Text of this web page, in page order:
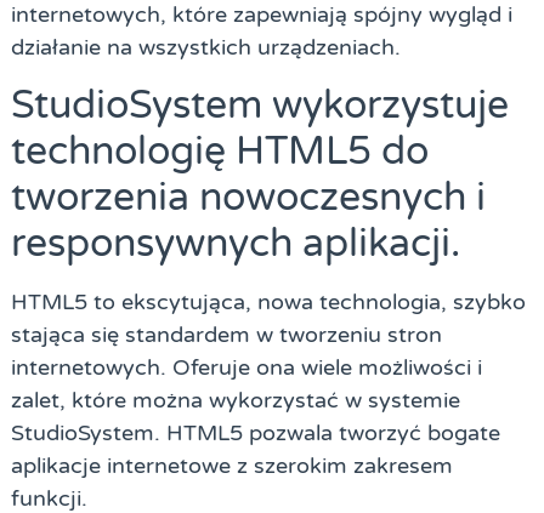
internetowych, które zapewniają spójny wygląd i
działanie na wszystkich urządzeniach.
StudioSystem wykorzystuje
technologię HTML5 do
tworzenia nowoczesnych i
responsywnych aplikacji.
HTML5 to ekscytująca, nowa technologia, szybko
stająca się standardem w tworzeniu stron
internetowych. Oferuje ona wiele możliwości i
zalet, które można wykorzystać w systemie
StudioSystem. HTML5 pozwala tworzyć bogate
aplikacje internetowe z szerokim zakresem
funkcji.